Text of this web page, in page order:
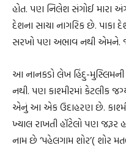
હોત. પણ નિલેશ સંગોઈ મારા
દેશના સાચા નાગરિક છે. પાકા
સરખો પણ અભાવ નથી એમને.
આ નાનકડો લેખ હિંદુ-મુસ્લિમની
નથી. પણ કાશ્મીરમાં કેટલીક
એનું આ એક ઉદાહરણ છે.
ખ્યાલ રાખતી હૉટેલો પણ
નામ છે ‘પહેલગામ શોર’( શોર